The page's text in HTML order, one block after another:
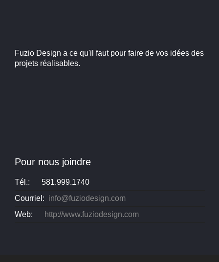
Fuzio Design a ce qu'il faut pour faire de vos idées des
projets réalisables.
Pour nous joindre
Tél.: 581.999.1740
Courriel: info@fuziodesign.com
Web:
http://www.fuziodesign.com